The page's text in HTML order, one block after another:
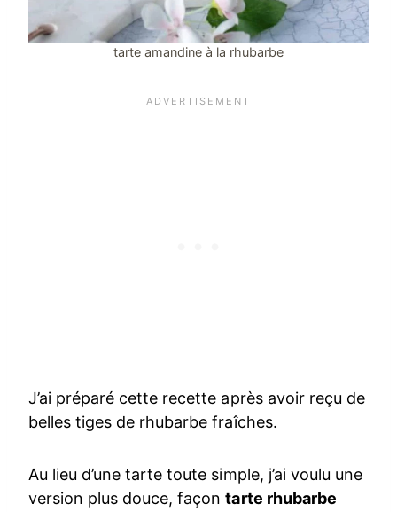
tarte amandine à la rhubarbe
J’ai préparé cette recette après avoir reçu de
belles tiges de rhubarbe fraîches.
Au lieu d’une tarte toute simple, j’ai voulu une
version plus douce, façontarte rhubarbe